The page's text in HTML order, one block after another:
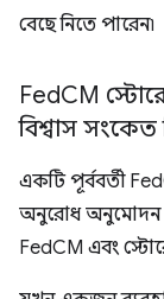
বেছে নিতে পারেন৷
FedCM
বিশ্বাস সংকেত
একটি পূর্ববর্তী
অনুরোধ অনুমোদন
FedCM এবং